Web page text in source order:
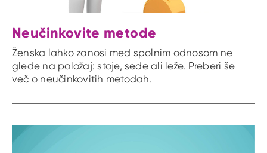
Neučinkovite metode
Ženska lahko zanosi med spolnim odnosom ne
glede na položaj: stoje, sede ali leže. Preberi še
več o neučinkovitih metodah.